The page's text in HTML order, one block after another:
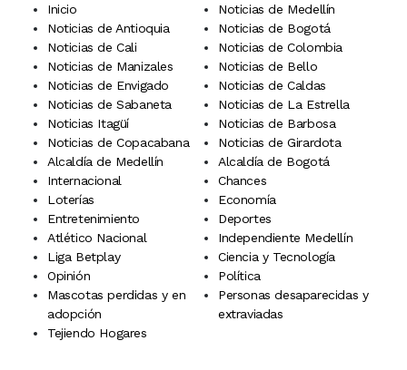
Inicio
Noticias de Medellín
Noticias de Antioquia
Noticias de Bogotá
Noticias de Cali
Noticias de Colombia
Noticias de Manizales
Noticias de Bello
Noticias de Envigado
Noticias de Caldas
Noticias de Sabaneta
Noticias de La Estrella
Noticias Itagüí
Noticias de Barbosa
Noticias de Copacabana
Noticias de Girardota
Alcaldía de Medellín
Alcaldía de Bogotá
Internacional
Chances
Loterías
Economía
Entretenimiento
Deportes
Atlético Nacional
Independiente Medellín
Liga Betplay
Ciencia y Tecnología
Opinión
Política
Mascotas perdidas y en
adopción
Personas desaparecidas y
extraviadas
Tejiendo Hogares